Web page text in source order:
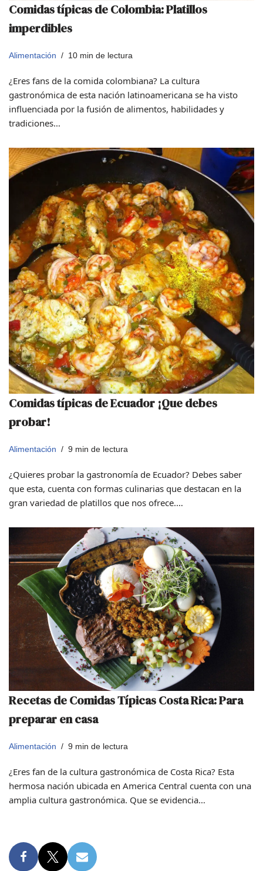
Comidas típicas de Colombia: Platillos
imperdibles
Alimentación 10 min de lectura
¿Eres fans de la comida colombiana? La cultura
gastronómica de esta nación latinoamericana se ha visto
influenciada por la fusión de alimentos, habilidades y
tradiciones…
Comidas típicas de Ecuador ¡Que debes
probar!
Alimentación 9 min de lectura
¿Quieres probar la gastronomía de Ecuador? Debes saber
que esta, cuenta con formas culinarias que destacan en la
gran variedad de platillos que nos ofrece.…
Recetas de Comidas Típicas Costa Rica: Para
preparar en casa
Alimentación 9 min de lectura
¿Eres fan de la cultura gastronómica de Costa Rica? Esta
hermosa nación ubicada en America Central cuenta con una
amplia cultura gastronómica. Que se evidencia…